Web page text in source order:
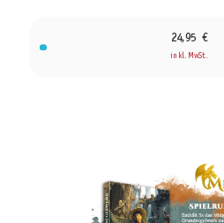
24,95 €
inkl. MwSt.